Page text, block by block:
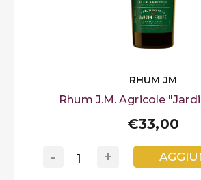
RHUM JM
Rhum J.M. Agricole
€33,00
+
-